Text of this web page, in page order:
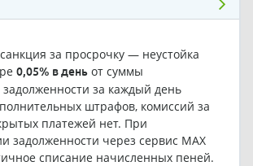
за просрочку — неустойка
0,05% в деньот суммы
за каждый день
штрафов, комиссий за
платежей нет. При
задолженности через сервис MAX
списание начисленных пеней.